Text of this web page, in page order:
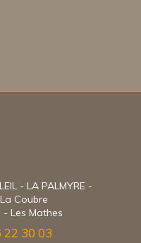
- LA PALMYRE -
Coubre
- Les Mathes
22 30 03